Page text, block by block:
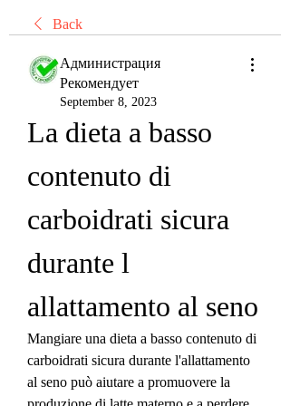
Back
Администрация
Рекомендует
September 8, 2023
La dieta a basso
contenuto di
carboidrati sicura
durante l
allattamento al seno
Mangiare una dieta a basso contenuto di
carboidrati sicura durante l'allattamento
al seno può aiutare a promuovere la